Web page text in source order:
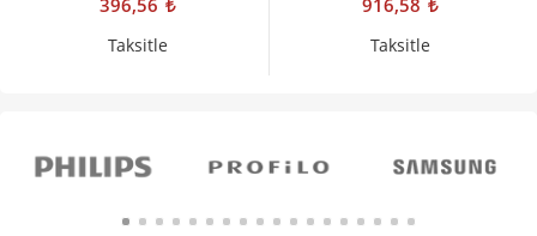
Taksitle Taksitle